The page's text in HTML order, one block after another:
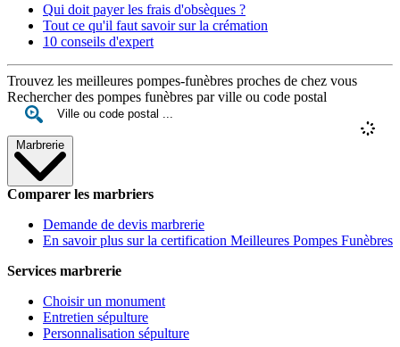
Qui doit payer les frais d'obsèques ?
Tout ce qu'il faut savoir sur la crémation
10 conseils d'expert
Trouvez les meilleures pompes-funèbres proches de chez vous
Rechercher des pompes funèbres par ville ou code postal
Marbrerie
Comparer les marbriers
Demande de devis marbrerie
En savoir plus sur la certification Meilleures Pompes Funèbres
Services marbrerie
Choisir un monument
Entretien sépulture
Personnalisation sépulture